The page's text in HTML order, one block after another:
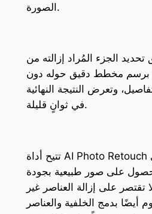
الصورة.
الجزء المُراد إزالته من
برسم مخطط دقيق حوله دون
وتعرض النتيجة النهائية
في ثوانٍ قليلة.
تتيح أداة AI Photo Retouch من هواوي
على صور طبيعية بجودة
تقتصر على إزالة العناصر غير
أيضًا بدمج الخلفية والعناصر